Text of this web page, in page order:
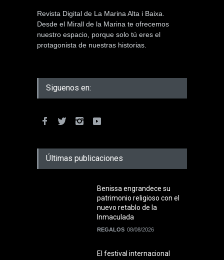
Revista Digital de La Marina Alta i Baixa.
Desde el Mirall de la Marina te ofrecemos
nuestro espacio, porque solo tú eres el
protagonista de nuestras historias.
Siguenos en:
Últimas publicaciones
Benissa engrandece su
patrimonio religioso con el
nuevo retablo de la
Inmaculada
REGALOS 08/08/2026
El festival internacional